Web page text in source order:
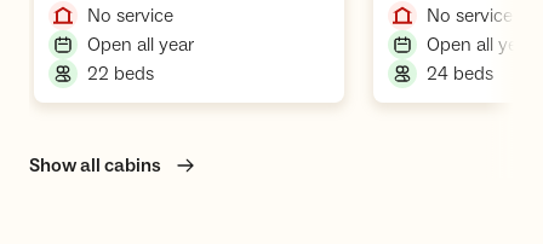
No service,
Open all year,
22 beds,
No service
Open all year
24 beds,
Show all cabins